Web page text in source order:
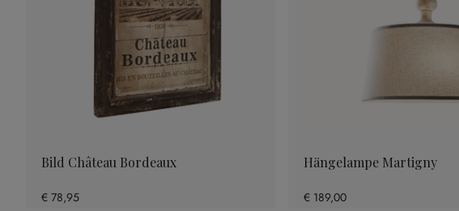
Bild Château Bordeaux
€ 78,95
Hängelampe Martigny
€ 189,00